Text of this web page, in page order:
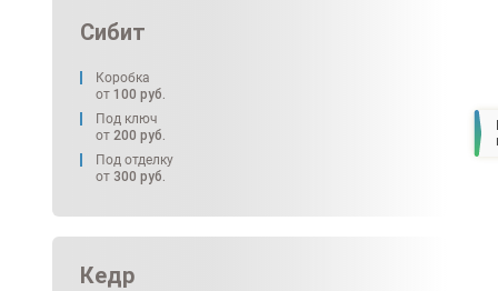
Сибит
Коробка
от 100 руб.
Под ключ
от 200 руб.
Под отделку
от 300 руб.
Кедр